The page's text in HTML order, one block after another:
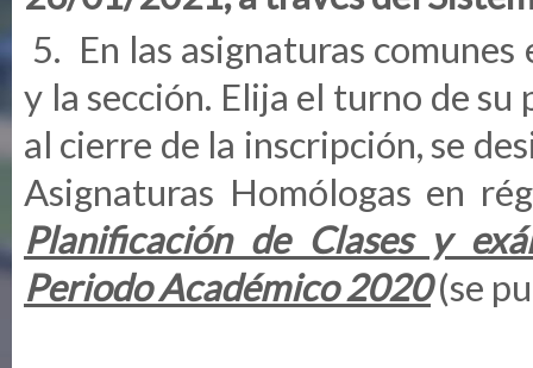
5. En las asignaturas
y la sección. Elija el turno de
al cierre de la inscripción, se
Asignaturas Homólogas en
Planificación de Clases y
Periodo Académico 2020(se